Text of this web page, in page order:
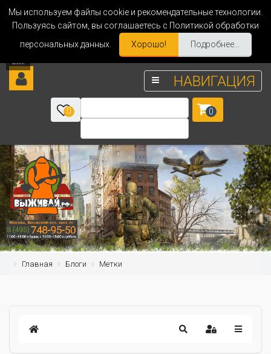
Мы используем файлы cookie и рекомендательные технологии.
Пользуясь сайтом, вы соглашаетесь с Политикой обработки
персональных данных.
Хорошо! Подробнее...
НАВИГАЦИЯ
0 0
Главная Блоги Метки